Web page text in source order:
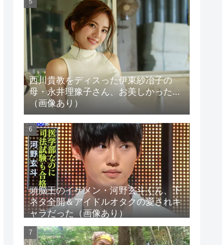
西川貴教をディスった伊東紗冶子の
母・永井理豫子さん、お美しかった...
（画像あり）
頭脳王のイケメン・河野玄斗くん、下
ネタ全開＆アイドルオタクの愛されキ
ャラだった（画像あり）